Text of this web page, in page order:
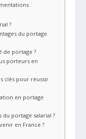
?
du portage
de portage ?
porteurs en
clés pour réussir
en portage
portage salarial ?
en France ?